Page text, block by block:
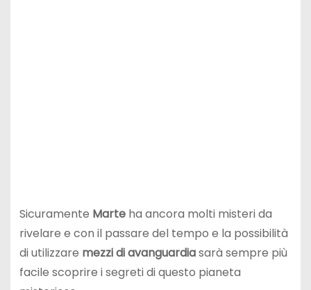
Sicuramente Marteha ancora molti misteri da
rivelare e con il passare del tempo e la possibilità
di utilizzare mezzi di avanguardiasarà sempre più
facile scoprire i segreti di questo pianeta